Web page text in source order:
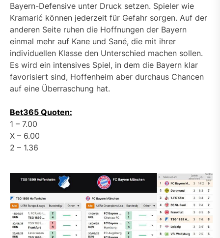
Bayern-Defensive unter Druck setzen. Spieler wie
Kramarić können jederzeit für Gefahr sorgen. Auf der
anderen Seite ruhen die Hoffnungen der Bayern
einmal mehr auf Kane und Sané, die mit ihrer
individuellen Klasse den Unterschied machen sollen.
Es wird ein intensives Spiel, in dem die Bayern klar
favorisiert sind, Hoffenheim aber durchaus Chancen
auf eine Überraschung hat.
Bet365 Quoten:
1 – 7.00
X – 6.00
2 – 1.36